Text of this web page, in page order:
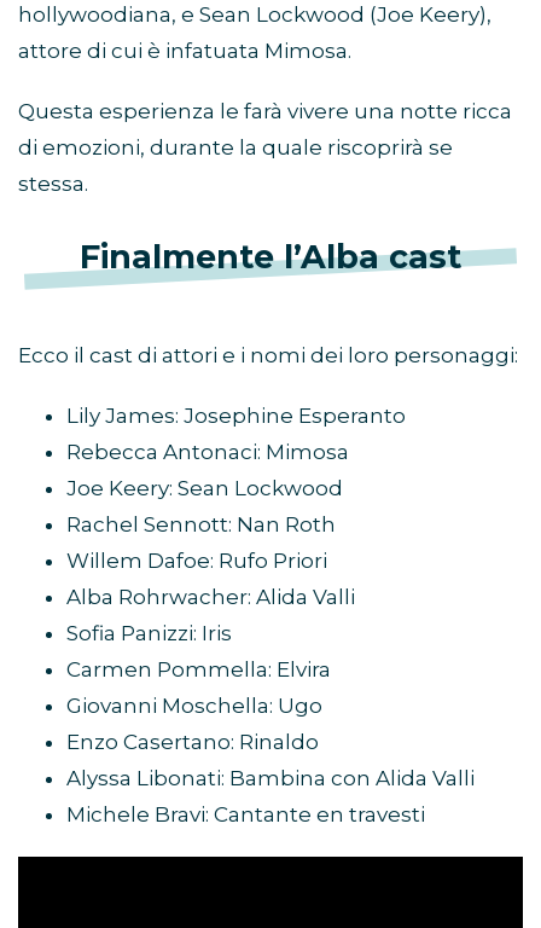
hollywoodiana, e Sean Lockwood (Joe Keery),
attore di cui è infatuata Mimosa.
Questa esperienza le farà vivere una notte ricca
di emozioni, durante la quale riscoprirà se
stessa.
Finalmente l’Alba cast
Ecco il cast di attori e i nomi dei loro personaggi:
Lily James: Josephine Esperanto
Rebecca Antonaci: Mimosa
Joe Keery: Sean Lockwood
Rachel Sennott: Nan Roth
Willem Dafoe: Rufo Priori
Alba Rohrwacher: Alida Valli
Sofia Panizzi: Iris
Carmen Pommella: Elvira
Giovanni Moschella: Ugo
Enzo Casertano: Rinaldo
Alyssa Libonati: Bambina con Alida Valli
Michele Bravi: Cantante en travesti